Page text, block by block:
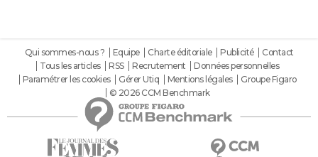
Qui sommes-nous ? Equipe Charte éditoriale Publicité
Contact
Tous les articles
RSS Recrutement
Données personnelles
Paramétrer les cookies
Gérer Utiq Mentions légales
Groupe Figaro
© 2026 CCM Benchmark